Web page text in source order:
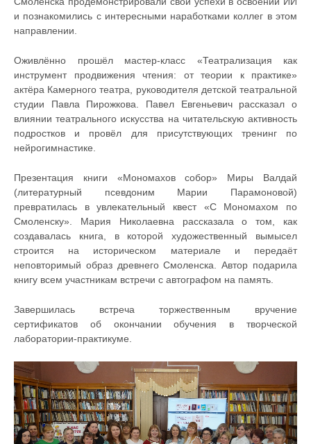
и познакомились с интересными наработками коллег в этом
направлении.
Оживлённо прошёл мастер-класс «Театрализация как
инструмент продвижения чтения: от теории к практике»
актёра Камерного театра, руководителя детской театральной
студии Павла Пирожкова. Павел Евгеньевич рассказал о
влиянии театрального искусства на читательскую активность
подростков и провёл для присутствующих тренинг по
нейрогимнастике.
Презентация книги «Мономахов собор» Миры Валдай
(литературный псевдоним Марии Парамоновой)
превратилась в увлекательный квест «С Мономахом по
Смоленску». Мария Николаевна рассказала о том, как
создавалась книга, в которой художественный вымысел
строится на историческом материале и передаёт
неповторимый образ древнего Смоленска. Автор подарила
книгу всем участникам встречи с автографом на память.
Завершилась встреча торжественным вручение
сертификатов об окончании обучения в творческой
лаборатории-практикуме.